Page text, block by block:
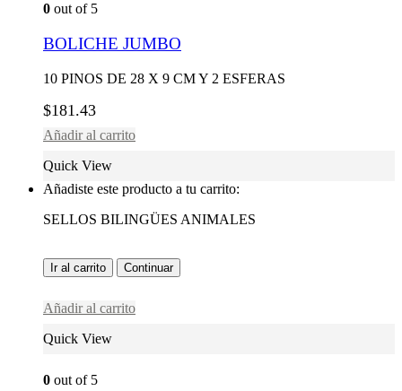
0 out of 5
BOLICHE JUMBO
10 PINOS DE 28 X 9 CM Y 2 ESFERAS
$181.43
Añadir al carrito
Quick View
Añadiste este producto a tu carrito:
SELLOS BILINGÜES ANIMALES
Ir al carrito Continuar
Añadir al carrito
Quick View
0 out of 5